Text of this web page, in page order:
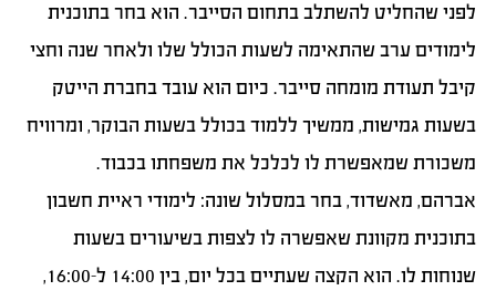
לפני שהחליט להשתלב בתחום הסייבר. הוא בחר בתוכנית
לימודים ערב שהתאימה לשעות הכולל שלו ולאחר שנה וחצי
קיבל תעודת מומחה סייבר. כיום הוא עובד בחברת הייטק
בשעות גמישות, ממשיך ללמוד בכולל בשעות הבוקר, ומרוויח
משכורת שמאפשרת לו לכלכל את משפחתו בכבוד.
אברהם, מאשדוד, בחר במסלול שונה: לימודי ראיית חשבון
בתוכנית מקוונת שאפשרה לו לצפות בשיעורים בשעות
שנוחות לו. הוא הקצה שעתיים בכל יום, בין 14:00 ל-16:00,